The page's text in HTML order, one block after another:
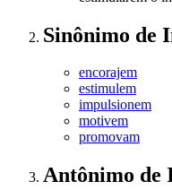
Sinônimo de
encorajem
estimulem
impulsionem
motivem
promovam
Antônimo de